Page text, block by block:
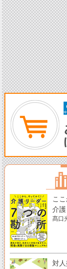
こ
介
髙口
対